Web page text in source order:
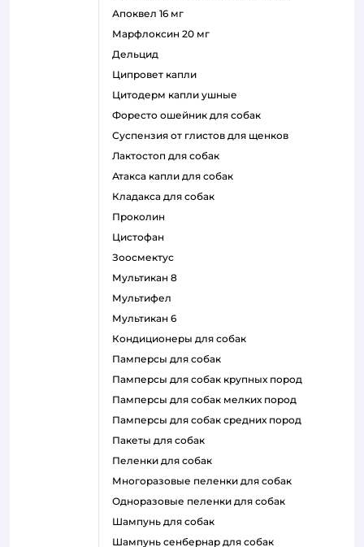
апоквел 16 мг
марфлоксин 20 мг
дельцид
ципровет капли
цитодерм капли ушные
форесто ошейник для собак
суспензия от глистов для щенков
лактостоп для собак
атакса капли для собак
кладакса для собак
проколин
цистофан
зоосмектус
мультикан 8
мультифел
мультикан 6
кондиционеры для собак
памперсы для собак
памперсы для собак крупных пород
памперсы для собак мелких пород
памперсы для собак средних пород
пакеты для собак
пеленки для собак
многоразовые пеленки для собак
одноразовые пеленки для собак
шампунь для собак
шампунь сенбернар для собак